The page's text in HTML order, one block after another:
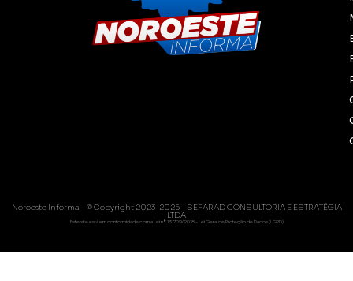
Noroeste Informa - © Copyright 2023-2025 - SEFARAD CONSULTORIA E ESTRATÉGIA
LTDA
Este site está em conformidade com a Lei nº 13.709/2018 - Lei Geral de Proteção de Dados (LGPD)